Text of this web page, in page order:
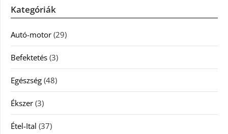
Kategóriák
Autó-motor (29)
Befektetés (3)
Egészség (48)
Ékszer (3)
Étel-Ital (37)